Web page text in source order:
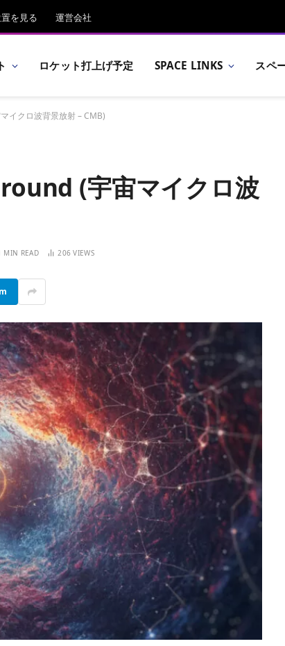
を見る 運営会社
ロケット打上げ予定 SPACE LINKS スペ
イクロ波背景放射 – CMB)
(宇宙マイクロ波
MIN READ 206VIEWS